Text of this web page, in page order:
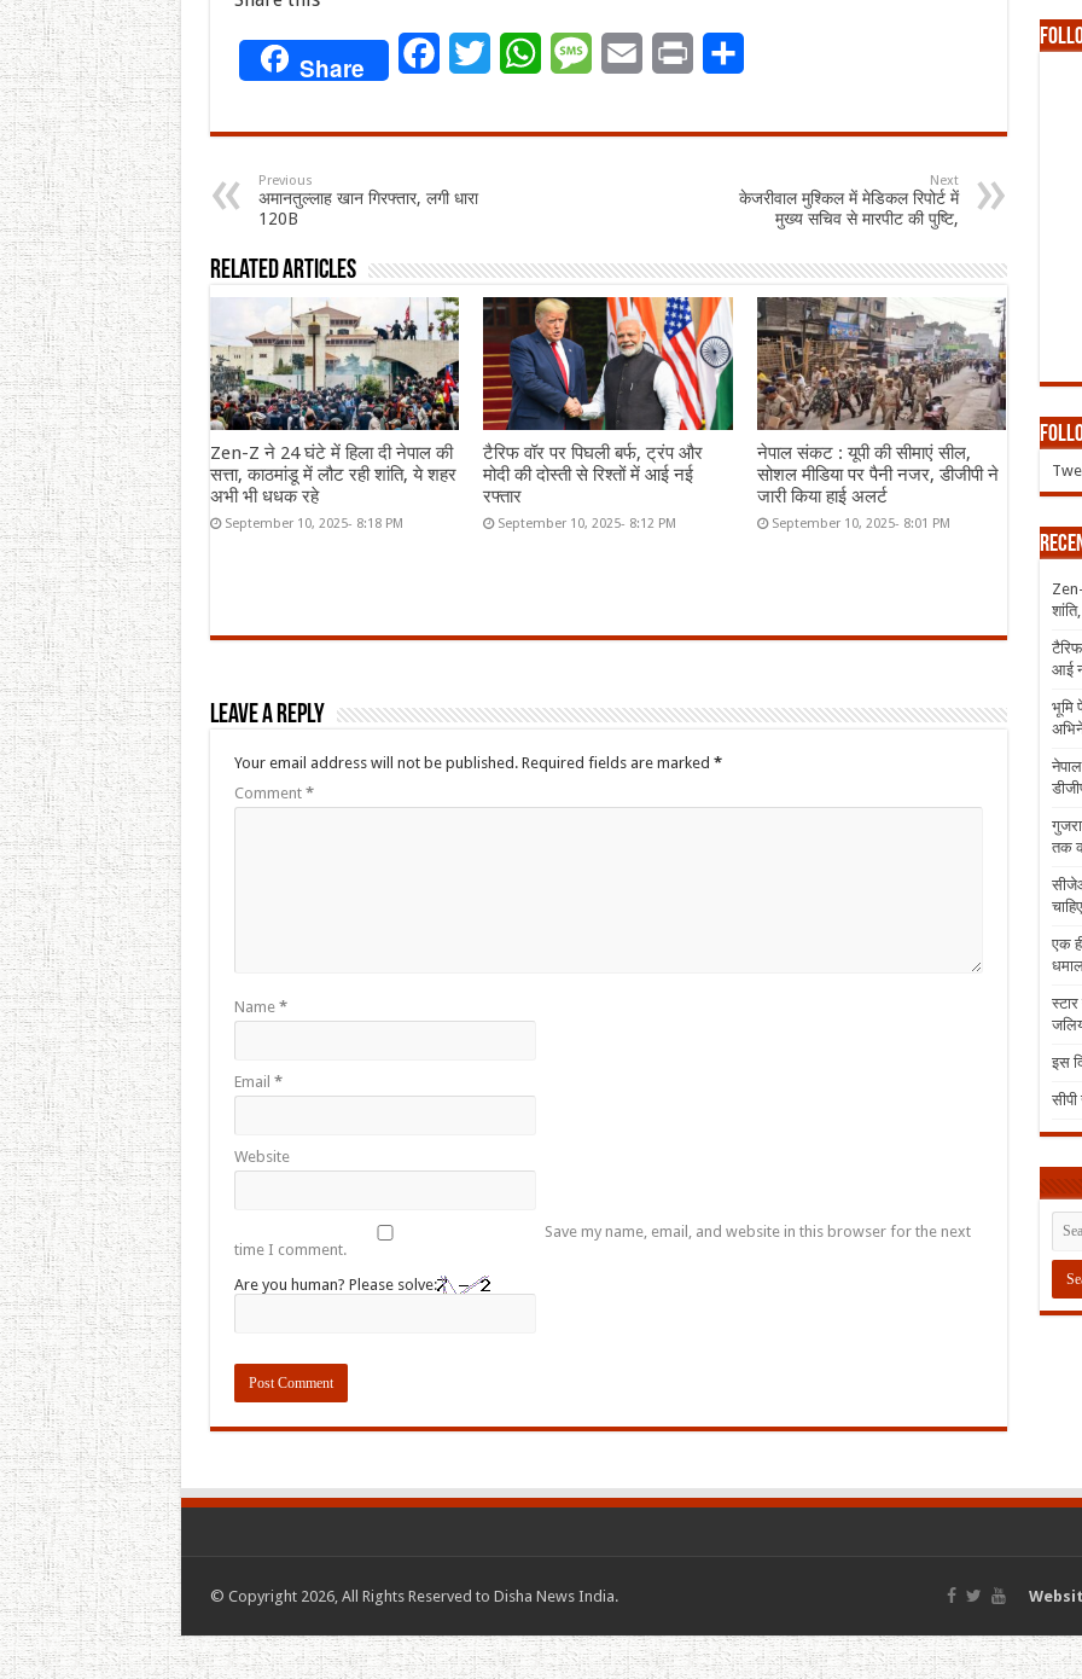
Share FacebookTwitterWhatsAppMessageEmail Print
Previous
अमानतुल्लाह खान गिरफ्तार, लगी धारा
120B
Next
केजरीवाल मुश्किल में मेडिकल रिपोर्ट में
मुख्य सचिव से मारपीट की पुष्टि,
Related Articles
Zen-Z ने 24 घंटे में हिला दी नेपाल की
सत्ता, काठमांडू में लौट रही शांति, ये शहर
अभी भी धधक रहे
September 10, 2025- 8:18 PM
टैरिफ वॉर पर पिघली बर्फ, ट्रंप और
मोदी की दोस्ती से रिश्तों में आई नई
रफ्तार
September 10, 2025- 8:12 PM
नेपाल संकट : यूपी की सीमाएं सील,
सोशल मीडिया पर पैनी नजर, डीजीपी ने
जारी किया हाई अलर्ट
September 10, 2025- 8:01 PM
Leave a Reply
Your email address will not be published. Required fields are marked *
Comment *
Name *
Email *
Website
Save my name, email, and website in this browser for the next
time I comment.
Are you human? Please solve:
आई
भूमि
तक
एक
इस
© Copyright 2026, All Rights Reserved to Disha News India.